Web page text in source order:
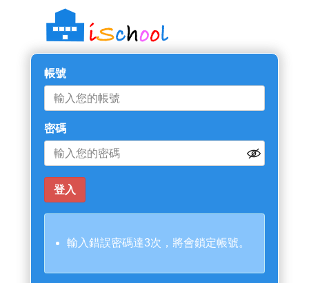
帳號
密碼
輸入錯誤密碼達3次，將會鎖定帳號。